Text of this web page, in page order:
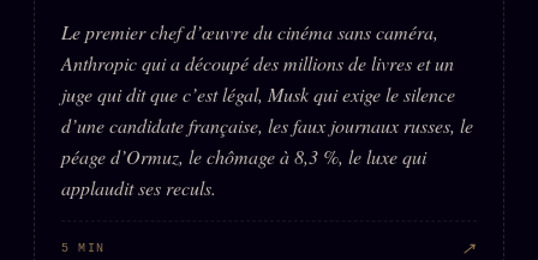
PRATIQUE + LÉGAL
Archive complète
Récents
À la une
Le premier chef d’œuvre du cinéma sans caméra,
Anthropic qui a découpé des millions de livres et un
juge qui dit que c’est légal, Musk qui exige le silence
d’une candidate française, les faux journaux russes, le
péage d’Ormuz, le chômage à 8,3 %, le luxe qui
applaudit ses reculs.
5 MIN ↗